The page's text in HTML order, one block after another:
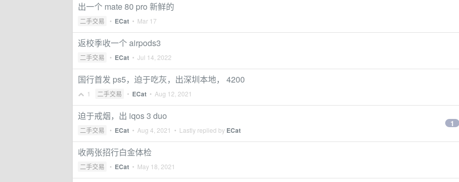
出一个 mate 80 pro 新鲜的
二手交易 • ECat • Mar 17
返校季收一个 airpods3
二手交易 • ECat • Jul 14, 2022
国行首发 ps5，迫于吃灰，出深圳本地， 4200
1 二手交易 • ECat • Aug 12, 2021
迫于戒烟，出 iqos 3 duo
二手交易 • ECat • Aug 4, 2021 • Lastly replied by ECat
1
收两张招行白金体检
二手交易 • ECat • May 18, 2021